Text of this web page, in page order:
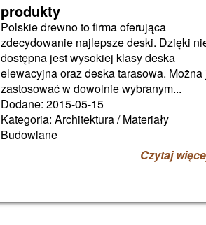
produkty
Polskie drewno to firma oferująca
zdecydowanie najlepsze deski. Dzięki
dostępna jest wysokiej klasy deska
elewacyjna oraz deska tarasowa. Można
zastosować w dowolnie wybranym...
Dodane: 2015-05-15
Kategoria: Architektura / Materiały
Budowlane
Czytaj